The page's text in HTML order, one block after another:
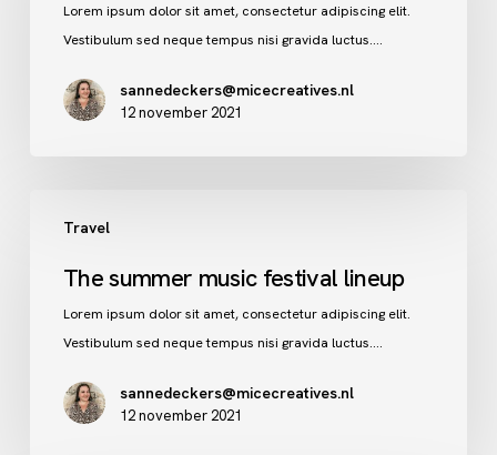
guideLorem ipsum dolor sit amet, consectetur adipiscing elit.
Vestibulum sed neque tempus nisi gravida luctus.…
sannedeckers@micecreatives.nl
12 november 2021
Travel
summer
festival
lineup
The summer music festival lineup
Lorem ipsum dolor sit amet, consectetur adipiscing elit.
Vestibulum sed neque tempus nisi gravida luctus.…
sannedeckers@micecreatives.nl
12 november 2021